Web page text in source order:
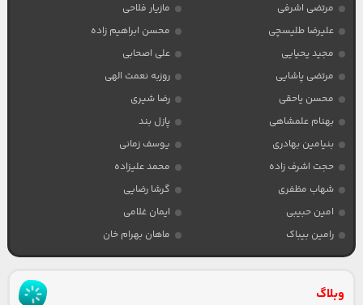
مرتضی اشرفی
مازیار فلاحی
علیرضا طلیسچی
محسن ابراهیم زاده
مجید یحیایی
علی اصحابی
مرتضی پاشایی
روزبه نعمت الهی
محسن یاحقی
رضا شیری
بهنام علمشاهی
پازل بند
بنیامین بهادری
یوسف زمانی
حجت اشرف زاده
محمد علیزاده
شهاب مظفری
گرشا رضایی
امین حبیبی
ایمان غلامی
رامین بیباک
ماهان بهرام خان
وبلاگ